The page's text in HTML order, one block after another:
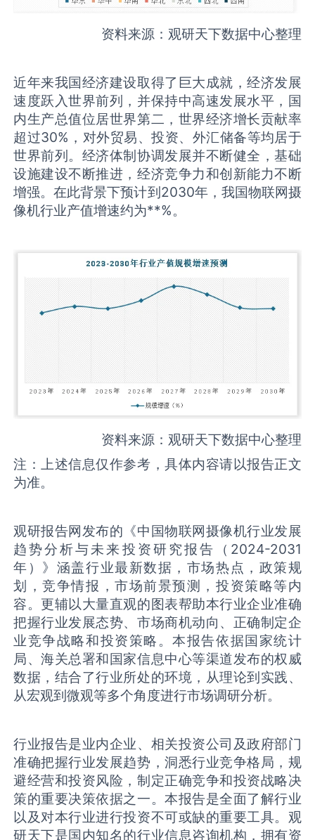
资料来源：观研天下数据中心整理
近年来我国经济建设取得了巨大成就，经济发展
速度跃入世界前列，并保持中高速发展水平，国
内生产总值位居世界第二，世界经济增长贡献率
超过30%，对外贸易、投资、外汇储备等均居于
世界前列。经济体制协调发展并不断健全，基础
设施建设不断推进，经济竞争力和创新能力不断
增强。在此背景下预计到2030年，我国物联网摄
像机行业产值增速约为**%。
资料来源：观研天下数据中心整理
注：上述信息仅作参考，具体内容请以报告正文
为准。
观研报告网发布的《中国物联网摄像机行业发展
趋势分析与未来投资研究报告（2024-2031
年）》涵盖行业最新数据，市场热点，政策规
划，竞争情报，市场前景预测，投资策略等内
容。更辅以大量直观的图表帮助本行业企业准确
把握行业发展态势、市场商机动向、正确制定企
业竞争战略和投资策略。本报告依据国家统计
局、海关总署和国家信息中心等渠道发布的权威
数据，结合了行业所处的环境，从理论到实践、
从宏观到微观等多个角度进行市场调研分析。
行业报告是业内企业、相关投资公司及政府部门
准确把握行业发展趋势，洞悉行业竞争格局，规
避经营和投资风险，制定正确竞争和投资战略决
策的重要决策依据之一。本报告是全面了解行业
以及对本行业进行投资不可或缺的重要工具。观
研天下是国内知名的行业信息咨询机构，拥有资